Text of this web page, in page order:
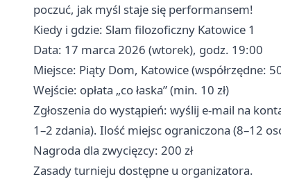
poczuć, jak myśl staje się performansem!
Kiedy i gdzie: Slam filozoficzny Katowice 1
Data: 17 marca 2026 (wtorek), godz. 19:00
Miejsce: Piąty Dom, Katowice (współrzędne:
Wejście: opłata „co łaska” (min. 10 zł)
Zgłoszenia do wystąpień: wyślij e-mail na
1–2 zdania). Ilość miejsc ograniczona (8–12
Nagroda dla zwycięzcy: 200 zł
Zasady turnieju dostępne u organizatora.